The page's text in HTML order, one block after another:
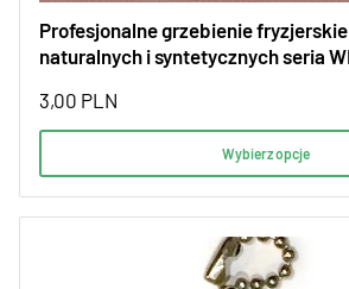
Profesjonalne grzebienie
naturalnych i syntetycznych seria
3,00 PLN
Wybierz opcje